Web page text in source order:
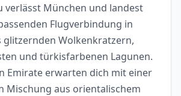
verlässt München und landest
Flugverbindung in
glitzernden Wolkenkratzern,
und türkisfarbenen Lagunen.
Emirate erwarten dich mit einer
Mischung aus orientalischem